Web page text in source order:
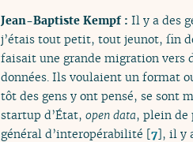
Jean-Baptiste Kempf : Il y a des
j’étais tout petit, tout jeunot, fin
faisait une grande migration vers
données. Ils voulaient un format
tôt des gens y ont pensé, se sont
startup d’État, open data, plein de
général d’interopérabilité [7], il y